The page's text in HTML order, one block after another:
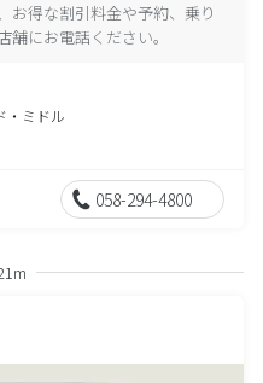
お得な割引料金や予約、乗り
にお電話ください。
・ミドル
058-294-4800